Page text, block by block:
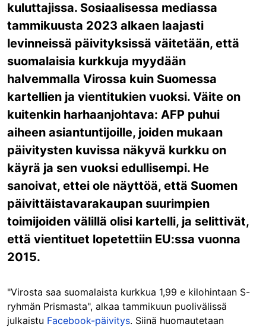
kuluttajissa. Sosiaalisessa mediassa
tammikuusta 2023 alkaen laajasti
levinneissä päivityksissä väitetään, että
suomalaisia kurkkuja myydään
halvemmalla Virossa kuin Suomessa
kartellien ja vientitukien vuoksi. Väite on
kuitenkin harhaanjohtava: AFP puhui
aiheen asiantuntijoille, joiden mukaan
päivitysten kuvissa näkyvä kurkku on
käyrä ja sen vuoksi edullisempi. He
sanoivat, ettei ole näyttöä, että Suomen
päivittäistavarakaupan suurimpien
toimijoiden välillä olisi kartelli, ja selittivät,
että vientituet lopetettiin EU:ssa vuonna
2015.
"Virosta saa suomalaista kurkkua 1,99 e kilohintaan S-
ryhmän Prismasta", alkaa tammikuun puolivälissä
julkaistu Facebook-päivitys. Siinä huomautetaan